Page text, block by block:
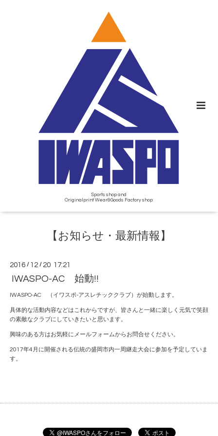
Sports shop and
Originalprint Wear&Goods Factory shop
【お知らせ・最新情報】
2016 / 12 / 20 17:21
IWASPO-AC 始動!!
IWASPO-AC （イワスポ-アスレチッククラブ）が始動します。
具体的な活動内容などはこれからですが、皆さんと一緒に楽しく元気で笑顔
の素敵なクラブにしていきたいと思います。
興味のある方はお気軽にメールフォームからお問合せください。
2017年4月に開催される伝統の盛岡市内一周継走大会に参加を予定していま
す。